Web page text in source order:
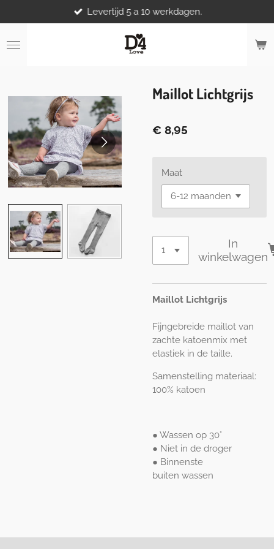
direct
naar
de
Levertijd 5 a 10 werkdagen.
Maillot Lichtgrijs
€ 8,95
Maat
In
winkelwagen
Maillot Lichtgrijs
Fijngebreide maillot van
zachte katoenmix met
elastiek in de taille.
Samenstelling materiaal:
100% katoen
● Wassen op 30°
● Niet in de droger
● Binnenste
buiten wassen